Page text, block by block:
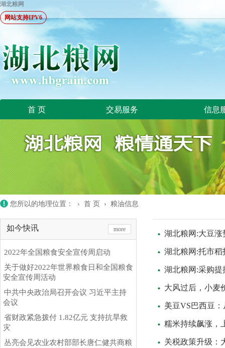
湖北粮网
网站支持IPV6
首 页 交易服务 信息
您所以的地理位置： › 首 页 › 粮油信息
如今快讯 more
2022年全国粮食安全宣传周启动
关于做好2022年世界粮食日和全国粮食
安全宣传周活动
中共中央政治局召开会议 习近平主持
会议
省财政紧急拨付 1.82亿元 支持抗旱救
灾
丛亮会见农业农村部部长唐仁健共商粮
湖北粮网:大豆涨
湖北粮网:托市
湖北粮网:采购
大风过后，小麦
美豆VS巴西豆
糯米持续飙涨，
关税政策升级：